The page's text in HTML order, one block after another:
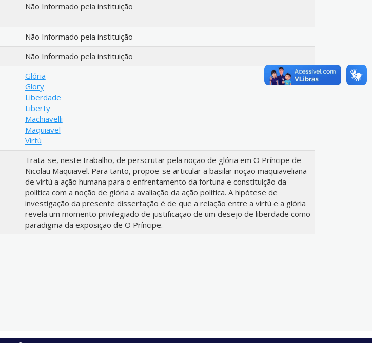
Não Informado pela instituição
Não Informado pela instituição
Não Informado pela instituição
Glória
Glory
Liberdade
Liberty
Machiavelli
Maquiavel
Virtù
Trata-se, neste trabalho, de perscrutar pela noção de glória em O Príncipe de
Nicolau Maquiavel. Para tanto, propõe-se articular a basilar noção maquiaveliana
de virtù a ação humana para o enfrentamento da fortuna e constituição da
política com a noção de glória a avaliação da ação política. A hipótese de
investigação da presente dissertação é de que a relação entre a virtù e a glória
revela um momento privilegiado de justificação de um desejo de liberdade como
paradigma da exposição de O Príncipe.